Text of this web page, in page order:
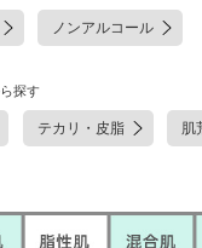
ルグルコシド液、グリセリン
、ソルビトール発酵多糖液、
ン硬化ヒマシ油、モノステア
チン酸ソルビタン、架橋型メ
動パラフィン、フェノキシエ
ノンアルコール
探す
テカリ・皮脂 肌